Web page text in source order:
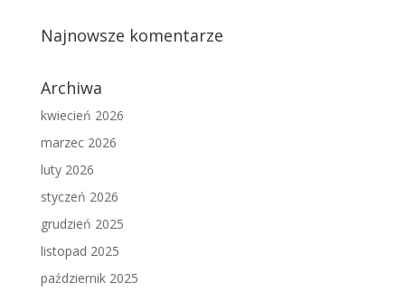
Najnowsze komentarze
Archiwa
kwiecień 2026
marzec 2026
luty 2026
styczeń 2026
grudzień 2025
listopad 2025
październik 2025